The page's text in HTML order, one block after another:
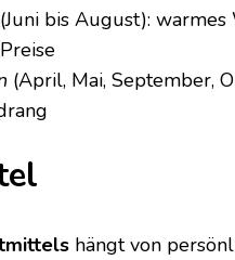
(Juni bis August):
(April, Mai, September,
hängt von